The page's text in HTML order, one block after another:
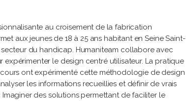
au croisement de la fabrication
aux jeunes de 18 à 25 ans habitant en Seine Saint-
du handicap. Humaniteam collabore avec
expérimenter le design centré utilisateur. La pratique
ont expérimenté cette méthodologie de design
les informations recueillies et définir de vrais
des solutions permettant de faciliter le